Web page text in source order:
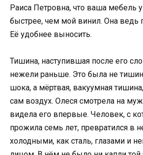
Раиса Петровна, что ваша мебель
быстрее, чем мой винил. Она ведь
Её удобнее выносить.
Тишина, наступившая после его
нежели раньше. Это была не
шока, а мёртвая, вакуумная
сам воздух. Олеся смотрела на
видела его впервые. Человек, с
прожила семь лет, превратился в
холодными, как сталь, глазами и